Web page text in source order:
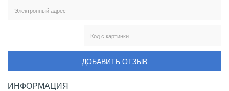
ДОБАВИТЬ ОТЗЫВ
ИНФОРМАЦИЯ